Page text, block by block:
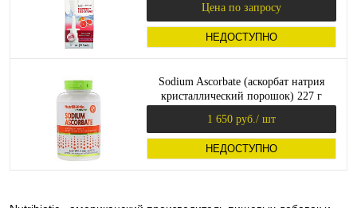
Цена по запросу
НЕДОСТУПНО
Sodium Ascorbate (аскорбат натрия
кристаллический порошок) 227 г
1 650 руб. / шт
НЕДОСТУПНО